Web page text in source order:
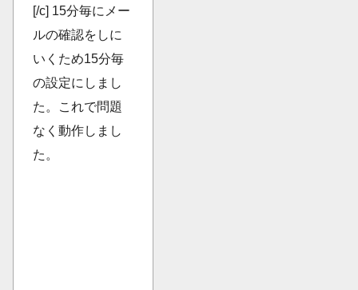
[/c] 15分毎にメー
ルの確認をしに
いくため15分毎
の設定にしまし
た。これで問題
なく動作しまし
た。